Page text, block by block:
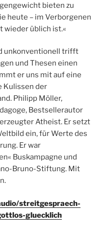
bieten zu
heute – im Verborgenen
wieder üblich ist.«
unkonventionell trifft
und Thesen einen
er uns mit auf eine
Kulissen der
Philipp Möller,
Bestsellerautor
Atheist. Er setzt
ein, für Werte des
Er war
Buskampagne und
Bruno-Stiftung. Mit
streitgespraech-
gluecklich